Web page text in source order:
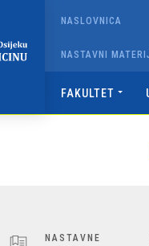
NASLOVNICA
NASTAVNI
FAKULTET
NASTAVNE